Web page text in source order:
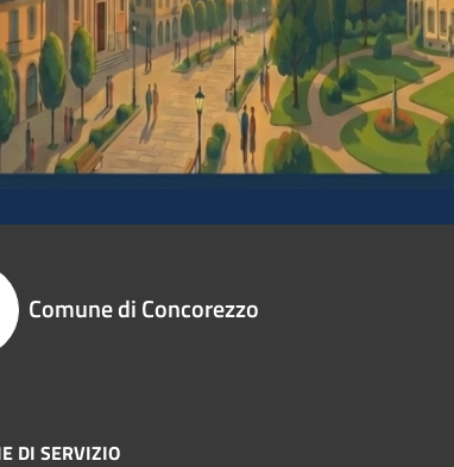
Comune di Concorezzo
DI SERVIZIO